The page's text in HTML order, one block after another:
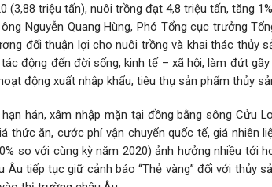
(3,88 triệu tấn), nuôi trồng đạt 4,8 triệu tấn, tăng
Nguyễn Quang Hùng, Phó Tổng cục trưởng
đối thuận lợi cho nuôi trồng và khai thác thủy
động đến đời sống, kinh tế – xã hội, làm đứt
động xuất nhập khẩu, tiêu thụ sản phẩm thủy
hán, xâm nhập mặn tại đồng bằng sông Cửu
thức ăn, cước phí vận chuyển quốc tế, giá nhiên
so với cùng kỳ năm 2020) ảnh hưởng nhiều tới
Âu tiếp tục giữ cảnh báo “Thẻ vàng” đối với thủy